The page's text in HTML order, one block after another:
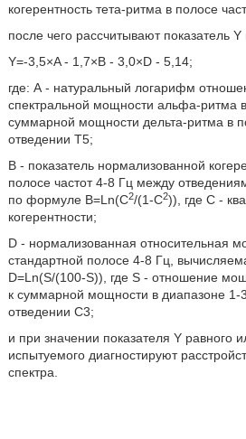
когерентность тета-ритма в полосе
после чего рассчитывают показатель
Υ=-3,5×Α - 1,7×В - 3,0×D - 5,14;
где: А - натуральный логарифм
спектральной мощности альфа-ритма
суммарной мощности дельта-ритма в
отведении Т5;
В - показатель нормализованной
полосе частот 4-8 Гц между
по формуле B=Ln(C2/(1-С2)), где С -
когерентности;
D - нормализованная относительная
стандартной полосе 4-8 Гц,
D=Ln(S/(100-S)), где S - отношение
к суммарной мощности в диапазоне 1-
отведении С3;
и при значении показателя Υ равного
испытуемого диагностируют
спектра.